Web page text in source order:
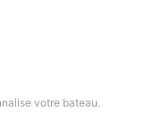
votre bateau.